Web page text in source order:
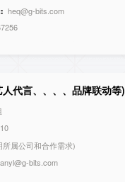
heq@g-bits.com
代言、、、、品牌联动等)
属公司和合作需求)
anyl@g-bits.com